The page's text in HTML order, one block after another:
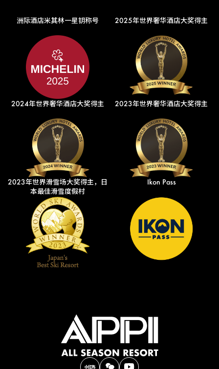
洲际酒店米其林一星钥称号 2025年世界奢华酒店大奖得主
2024年世界奢华酒店大奖得主 2023年世界奢华酒店大奖得主
2023年世界滑雪场大奖得主，日
本最佳滑雪度假村
Ikon Pass